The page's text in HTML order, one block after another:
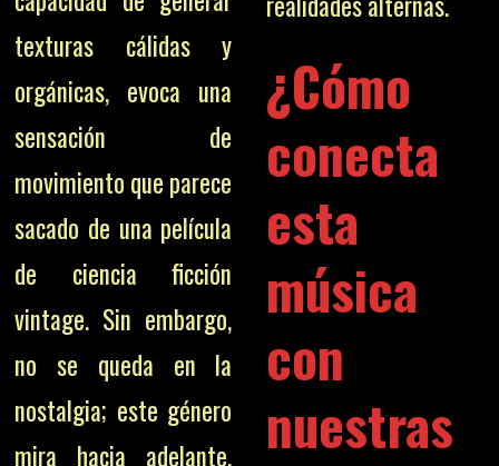
texturas cálidas y
orgánicas, evoca una
sensación de
movimiento que parece
sacado de una película
de ciencia ficción
vintage. Sin embargo,
no se queda en la
nostalgia; este género
mira hacia adelante,
¿Cómo
conecta
esta
música
con
nuestras